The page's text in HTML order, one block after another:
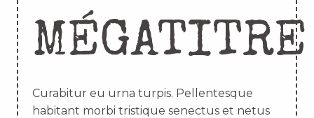
MÉGATITRE
Curabitur eu urna turpis. Pellentesque
habitant morbi tristique senectus et netus